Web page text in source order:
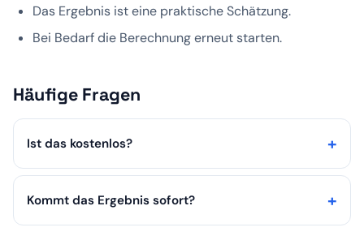
Das Ergebnis ist eine praktische Schätzung.
Bei Bedarf die Berechnung erneut starten.
Häufige Fragen
Ist das kostenlos?
Kommt das Ergebnis sofort?